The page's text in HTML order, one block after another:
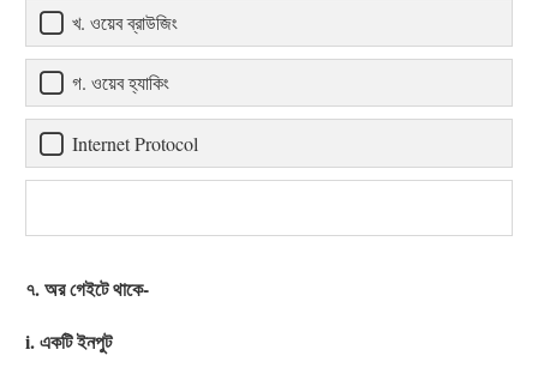
খ. ওয়েব ব্রাউজিং
গ. ওয়েব হ্যাকিং
Internet Protocol
৭. অর গেইটে থাকে-
i. একটি ইনপুট